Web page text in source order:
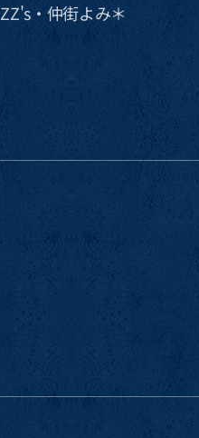
・仲街よみ＊